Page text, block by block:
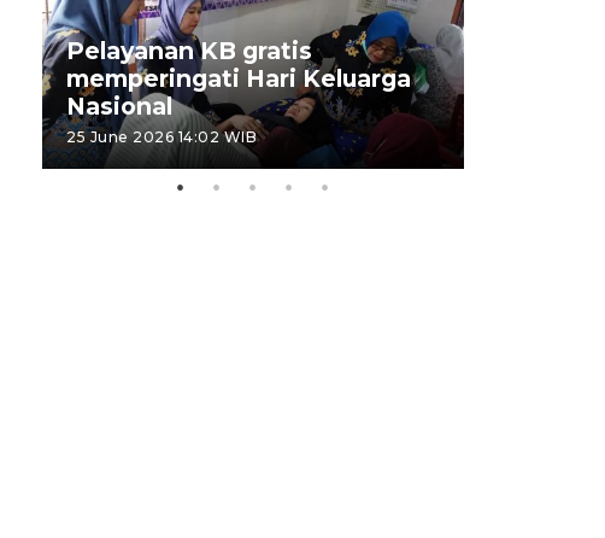
Pelayanan KB gratis
memperingati Hari Keluarga
Nasional
25 June 2026 14:02 WIB